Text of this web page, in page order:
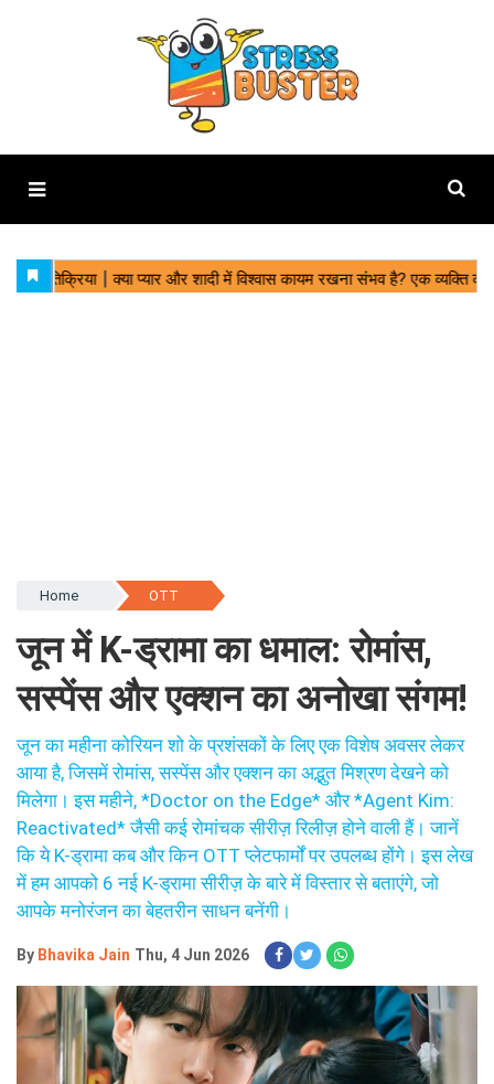
Home OTT
जून में K-ड्रामा का धमाल: रोमांस,
सस्पेंस और एक्शन का अनोखा संगम!
जून का महीना कोरियन शो के प्रशंसकों के लिए एक विशेष अवसर लेकर
आया है, जिसमें रोमांस, सस्पेंस और एक्शन का अद्भुत मिश्रण देखने को
मिलेगा। इस महीने, *Doctor on the Edge* और *Agent Kim:
Reactivated* जैसी कई रोमांचक सीरीज़ रिलीज़ होने वाली हैं। जानें
कि ये K-ड्रामा कब और किन OTT प्लेटफार्मों पर उपलब्ध होंगे। इस लेख
में हम आपको 6 नई K-ड्रामा सीरीज़ के बारे में विस्तार से बताएंगे, जो
आपके मनोरंजन का बेहतरीन साधन बनेंगी।
By Bhavika Jain Thu, 4 Jun 2026